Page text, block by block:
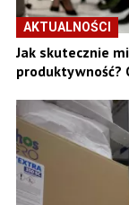
AKTUALNOŚCI
Jak skutecznie
produktywność?